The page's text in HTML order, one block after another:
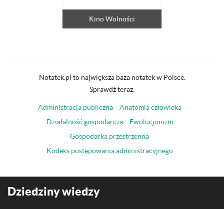
Kino Wolności
Notatek.pl to największa baza notatek w Polsce.
Sprawdź teraz:
Administracja publiczna
Anatomia człowieka
Działalność gospodarcza
Ewolucjonizm
Gospodarka przestrzenna
Kodeks postępowania administracyjnego
Dziedziny wiedzy